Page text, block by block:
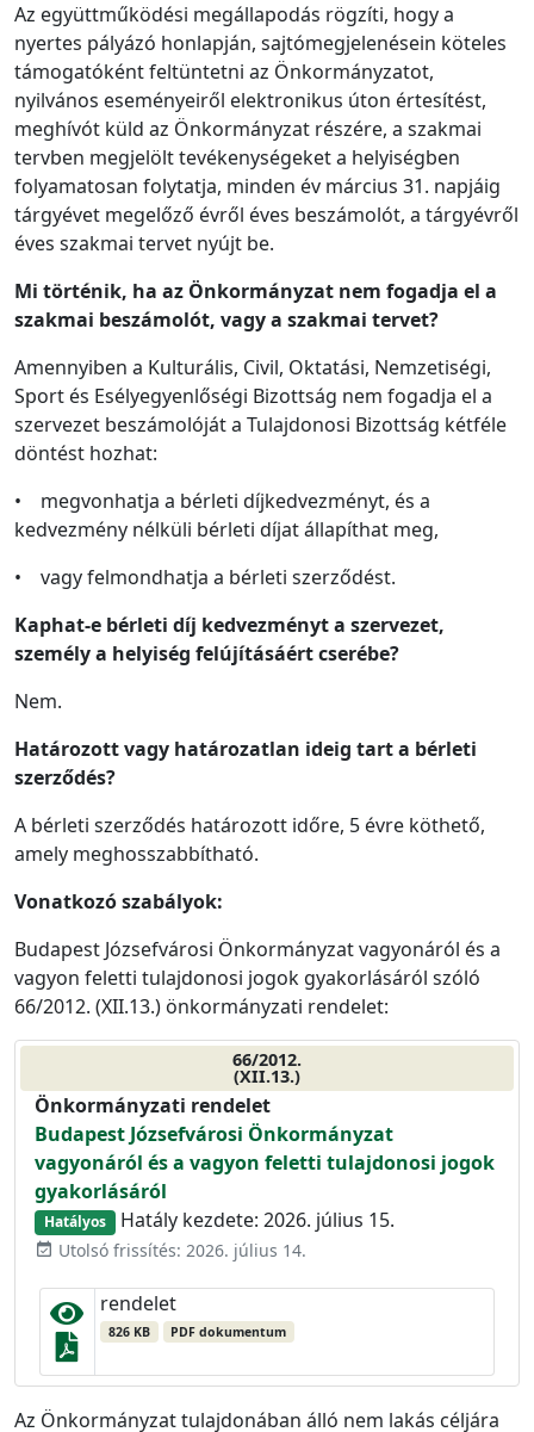
Az együttműködési megállapodás rögzíti, hogy a
nyertes pályázó honlapján, sajtómegjelenésein köteles
támogatóként feltüntetni az Önkormányzatot,
nyilvános eseményeiről elektronikus úton értesítést,
meghívót küld az Önkormányzat részére, a szakmai
tervben megjelölt tevékenységeket a helyiségben
folyamatosan folytatja, minden év március 31. napjáig
tárgyévet megelőző évről éves beszámolót, a tárgyévről
éves szakmai tervet nyújt be.
Mi történik, ha az Önkormányzat nem fogadja el a
szakmai beszámolót, vagy a szakmai tervet?
Amennyiben a Kulturális, Civil, Oktatási, Nemzetiségi,
Sport és Esélyegyenlőségi Bizottság nem fogadja el a
szervezet beszámolóját a Tulajdonosi Bizottság kétféle
döntést hozhat:
• megvonhatja a bérleti díjkedvezményt, és a
kedvezmény nélküli bérleti díjat állapíthat meg,
• vagy felmondhatja a bérleti szerződést.
Kaphat-e bérleti díj kedvezményt a szervezet,
személy a helyiség felújításáért cserébe?
Nem.
Határozott vagy határozatlan ideig tart a bérleti
szerződés?
A bérleti szerződés határozott időre, 5 évre köthető,
amely meghosszabbítható.
Vonatkozó szabályok:
Budapest Józsefvárosi Önkormányzat vagyonáról és a
vagyon feletti tulajdonosi jogok gyakorlásáról szóló
66/2012. (XII.13.) önkormányzati rendelet:
66/2012.
(XII.13.)
Önkormányzati rendelet
Budapest Józsefvárosi Önkormányzat
vagyonáról és a vagyon feletti tulajdonosi jogok
gyakorlásáról
Hatályos Hatály kezdete: 2026. július 15.
event_available Utolsó frissítés: 2026. július 14.
rendelet
826 KB PDF dokumentum
Az Önkormányzat tulajdonában álló nem lakás céljára